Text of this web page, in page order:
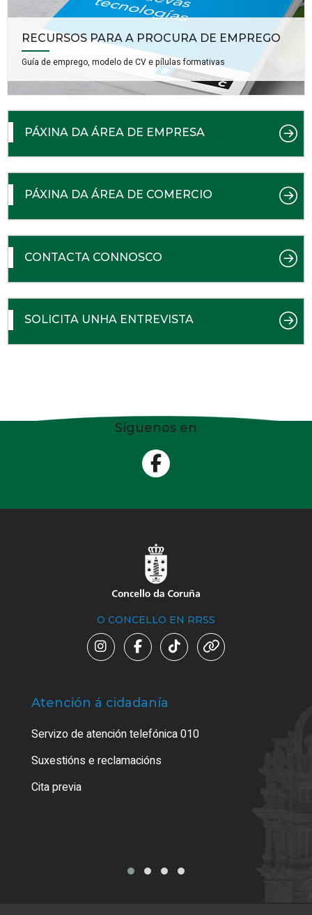
RECURSOS PARA A PROCURA DE EMPREGO
Guía de emprego, modelo de CV e pílulas formativas
PÁXINA DA ÁREA DE EMPRESA
PÁXINA DA ÁREA DE COMERCIO
CONTACTA CONNOSCO
SOLICITA UNHA ENTREVISTA
Síguenos en
O CONCELLO EN RRSS
Atención á cidadanía
Servizo de atención telefónica 010
Suxestións e reclamacións
Cita previa